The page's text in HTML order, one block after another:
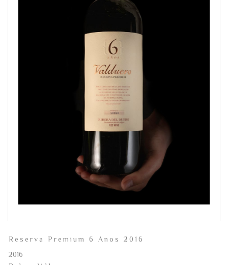
Reserva Premium 6 Anos 2016
2016